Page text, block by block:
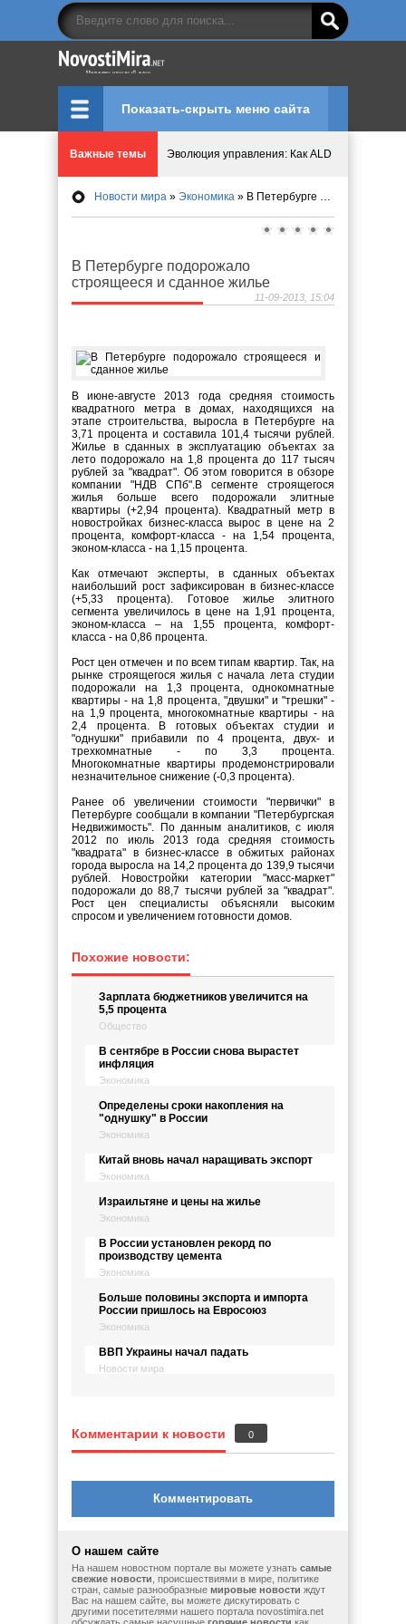
Показать-скрыть меню сайта
Важные темы Эволюция управления: Как ALD Pro меняет
Криптовалюту предложили признать
Мир ярких эмоций и виртуальных
Новости мира » Экономика » В Петербурге подорожало строящееся и сданное жилье
В Петербурге подорожало
строящееся и сданное жилье
11-09-2013, 15:04
В июне-августе 2013 года средняя стоимость
квадратного метра в домах, находящихся на
этапе строительства, выросла в Петербурге на
3,71 процента и составила 101,4 тысячи рублей.
Жилье в сданных в эксплуатацию объектах за
лето подорожало на 1,8 процента до 117 тысяч
рублей за "квадрат". Об этом говорится в обзоре
компании "НДВ СПб".В сегменте строящегося
жилья больше всего подорожали элитные
квартиры (+2,94 процента). Квадратный метр в
новостройках бизнес-класса вырос в цене на 2
процента, комфорт-класса - на 1,54 процента,
эконом-класса - на 1,15 процента.
Как отмечают эксперты, в сданных объектах
наибольший рост зафиксирован в бизнес-классе
(+5,33 процента). Готовое жилье элитного
сегмента увеличилось в цене на 1,91 процента,
эконом-класса – на 1,55 процента, комфорт-
класса - на 0,86 процента.
Рост цен отмечен и по всем типам квартир. Так, на
рынке строящегося жилья с начала лета студии
подорожали на 1,3 процента, однокомнатные
квартиры - на 1,8 процента, "двушки" и "трешки" -
на 1,9 процента, многокомнатные квартиры - на
2,4 процента. В готовых объектах студии и
"однушки" прибавили по 4 процента, двух- и
трехкомнатные - по 3,3 процента.
Многокомнатные квартиры продемонстрировали
незначительное снижение (-0,3 процента).
Ранее об увеличении стоимости "первички" в
Петербурге сообщали в компании "Петербургская
Недвижимость". По данным аналитиков, с июля
2012 по июль 2013 года средняя стоимость
"квадрата" в бизнес-классе в обжитых районах
города выросла на 14,2 процента до 139,9 тысячи
рублей. Новостройки категории "масс-маркет"
подорожали до 88,7 тысячи рублей за "квадрат".
Рост цен специалисты объясняли высоким
спросом и увеличением готовности домов.
Похожие новости:
Зарплата бюджетников увеличится на
5,5 процента
Общество
В сентябре в России снова вырастет
инфляция
Экономика
Определены сроки накопления на
"однушку" в России
Экономика
Китай вновь начал наращивать экспорт
Экономика
Израильтяне и цены на жилье
Экономика
В России установлен рекорд по
производству цемента
Экономика
Больше половины экспорта и импорта
России пришлось на Евросоюз
Экономика
ВВП Украины начал падать
Новости мира
Комментарии к новости 0
Комментировать
О нашем сайте
На нашем новостном портале вы можете узнать самые
свежие новости , происшествиями в мире, политике
стран, самые разнообразные мировые новости ждут
Вас на нашем сайте, вы можете дискутировать с
другими посетителями нашего портала novostimira.net